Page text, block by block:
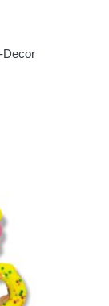
Decor